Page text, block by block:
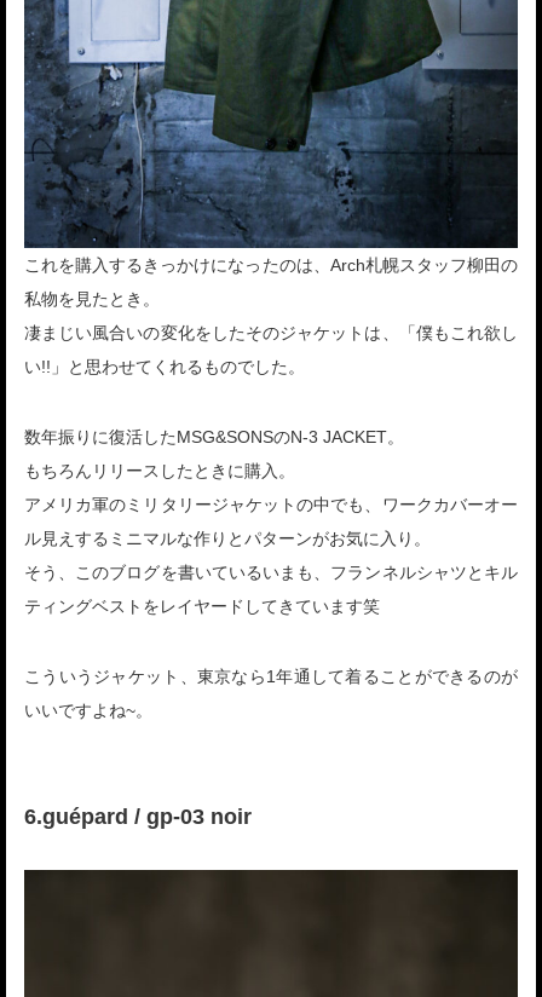
これを購入するきっかけになったのは、Arch札幌スタッフ柳田の
私物を見たとき。
凄まじい風合いの変化をしたそのジャケットは、「僕もこれ欲し
い!!」と思わせてくれるものでした。
数年振りに復活したMSG&SONSのN-3 JACKET。
もちろんリリースしたときに購入。
アメリカ軍のミリタリージャケットの中でも、ワークカバーオー
ル見えするミニマルな作りとパターンがお気に入り。
そう、このブログを書いているいまも、フランネルシャツとキル
ティングベストをレイヤードしてきています笑
こういうジャケット、東京なら1年通して着ることができるのが
いいですよね~。
6.guépard / gp-03 noir